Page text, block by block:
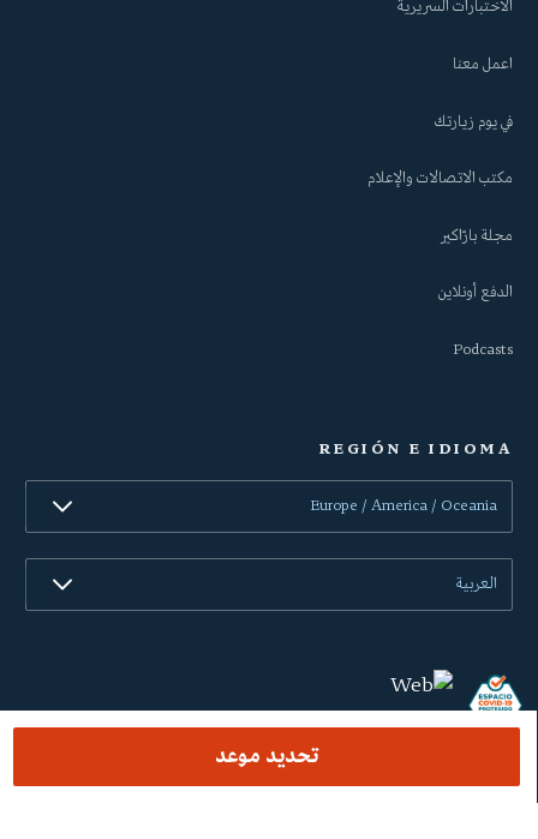
تحديد موعد
الاختبارات السريرية
اعمل معنا
في يوم زيارتك
مكتب الاتصالات والإعلام
مجلة بارّاكير
الدفع أونلاين
Podcasts
REGIÓN E IDIOMA
Europe / America / Oceania
العربية